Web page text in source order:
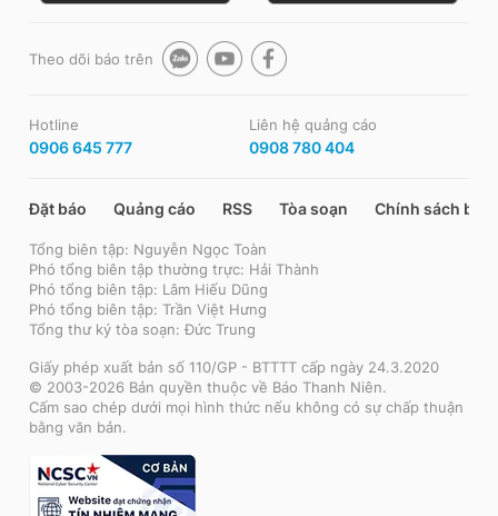
Theo dõi báo trên
Hotline
0906 645 777
Liên hệ quảng cáo
0908 780 404
Đặt báo Quảng cáo RSS Tòa soạn Chính sách bảo
Tổng biên tập: Nguyễn Ngọc Toàn
Phó tổng biên tập thường trực: Hải Thành
Phó tổng biên tập: Lâm Hiếu Dũng
Phó tổng biên tập: Trần Việt Hưng
Tổng thư ký tòa soạn: Đức Trung
Giấy phép xuất bản số 110/GP - BTTTT cấp ngày 24.3.2020
© 2003-2026 Bản quyền thuộc về Báo Thanh Niên.
Cấm sao chép dưới mọi hình thức nếu không có sự chấp thuận
bằng văn bản.